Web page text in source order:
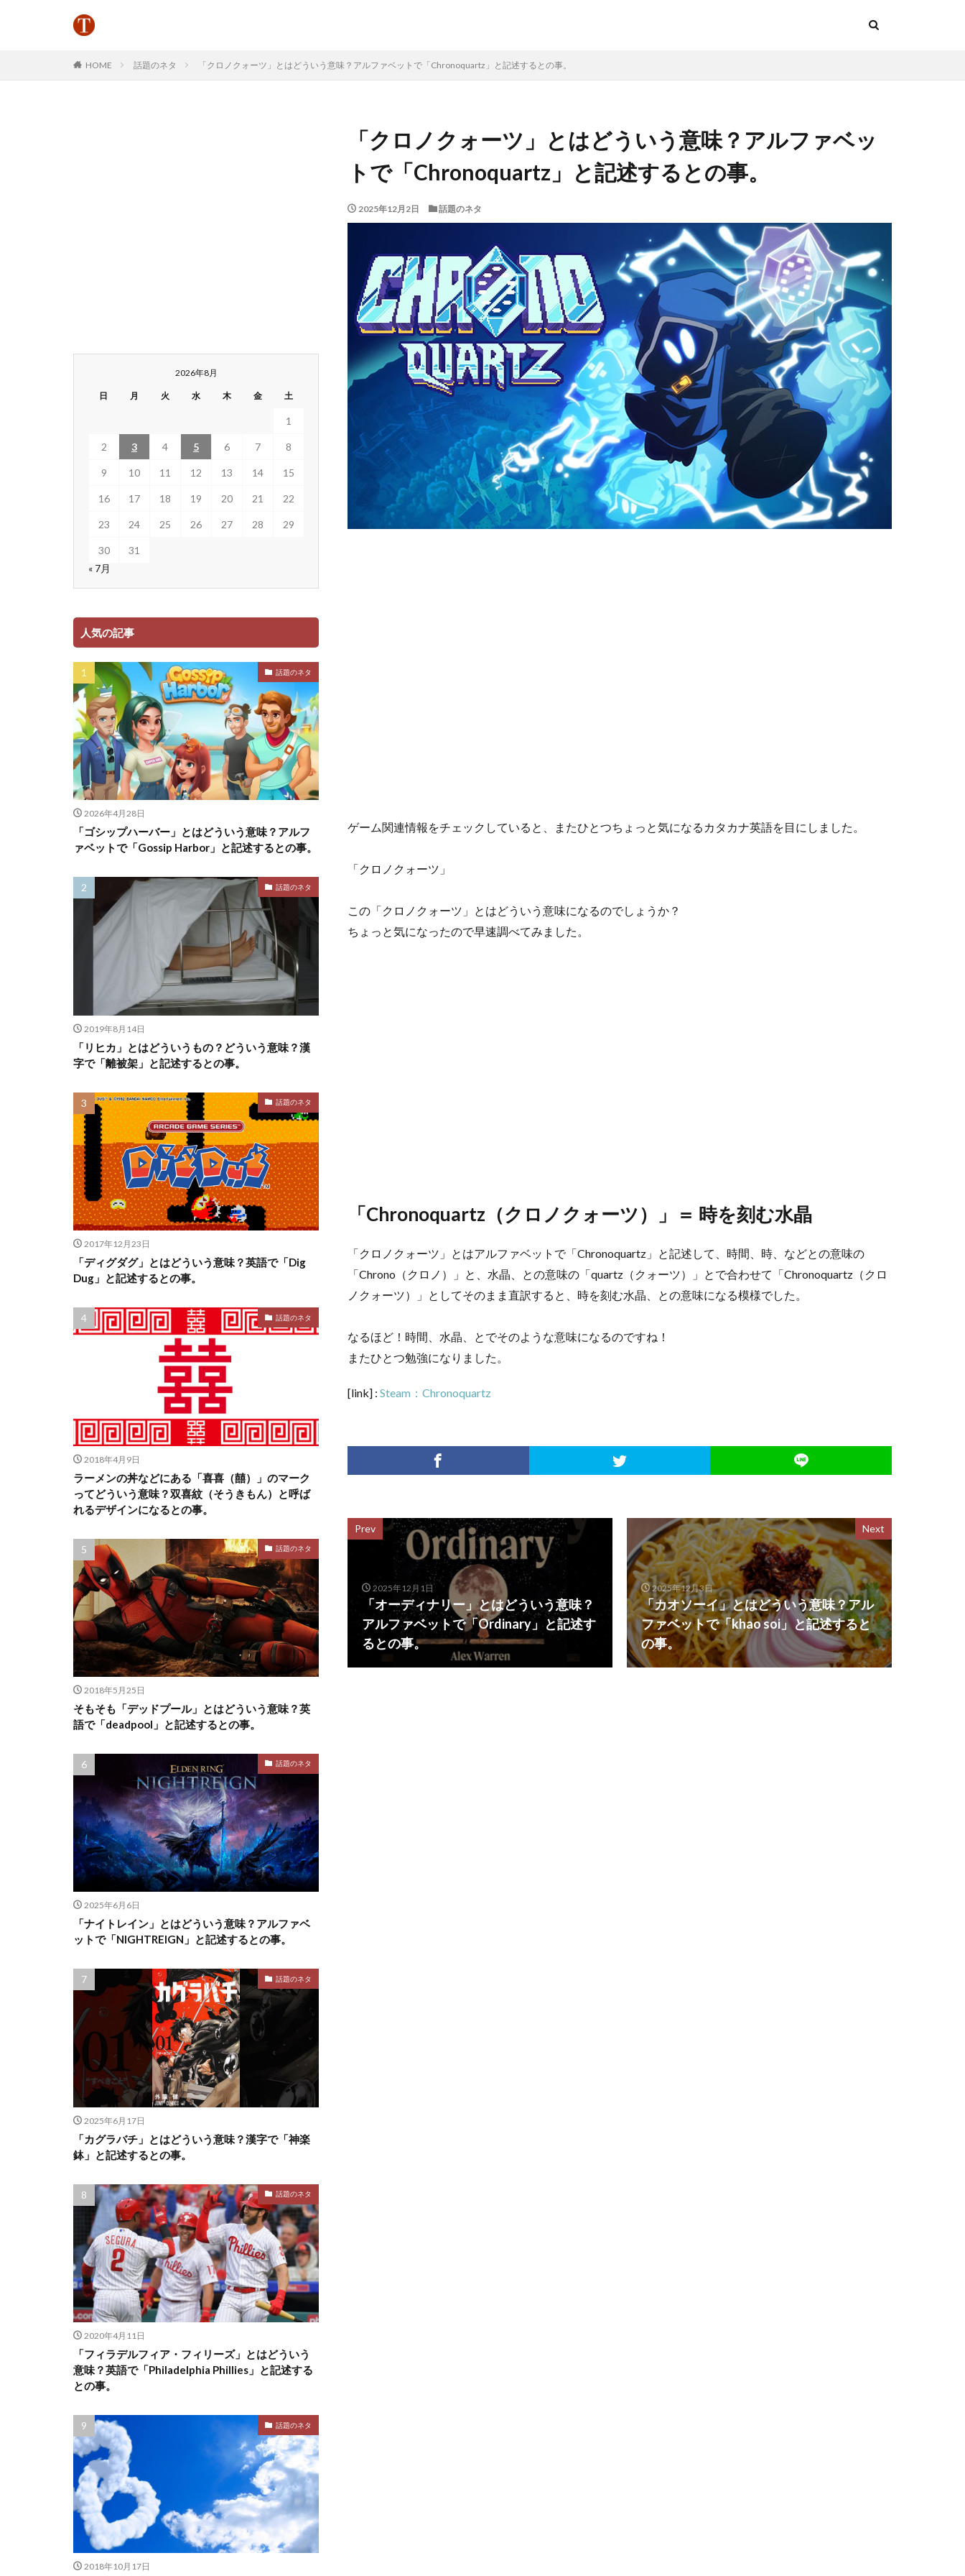
HOME 話題のネタ 「クロノクォーツ」とはどういう意味？アルファベットで「Chronoquartz」と記述するとの事。
「クロノクォーツ」とはどういう意味？アルファベッ
トで「Chronoquartz」と記述するとの事。
2025年12月2日 話題のネタ
ゲーム関連情報をチェックしていると、またひとつちょっと気になるカタカナ英語を目にしました。
「クロノクォーツ」
この「クロノクォーツ」とはどういう意味になるのでしょうか？
ちょっと気になったので早速調べてみました。
「Chronoquartz（クロノクォーツ）」＝ 時を刻む水晶
「クロノクォーツ」とはアルファベットで「Chronoquartz」と記述して、時間、時、などとの意味の
「Chrono（クロノ）」と、水晶、との意味の「quartz（クォーツ）」とで合わせて「Chronoquartz（クロ
ノクォーツ）」としてそのまま直訳すると、時を刻む水晶、との意味になる模様でした。
なるほど！時間、水晶、とでそのような意味になるのですね！
またひとつ勉強になりました。
[link] : Steam：Chronoquartz
Prev
2025年12月1日
「オーディナリー」とはどういう意味？
アルファベットで「Ordinary」と記述す
るとの事。
Next
2025年12月3日
「カオソーイ」とはどういう意味？アル
ファベットで「khao soi」と記述すると
の事。
2026年8月
日 月 火 水 木 金 土
1
2 3 4 5 6 7 8
9 10 11 12 13 14 15
16 17 18 19 20 21 22
23 24 25 26 27 28 29
30
31
« 7月
人気の記事
話題のネタ
2026年4月28日
「ゴシップハーバー」とはどういう意味？アルフ
ァベットで「Gossip Harbor」と記述するとの事。
話題のネタ
2019年8月14日
「リヒカ」とはどういうもの？どういう意味？漢
字で「離被架」と記述するとの事。
話題のネタ
2017年12月23日
「ディグダグ」とはどういう意味？英語で「Dig
Dug」と記述するとの事。
話題のネタ
2018年4月9日
ラーメンの丼などにある「喜喜（囍）」のマーク
ってどういう意味？双喜紋（そうきもん）と呼ば
れるデザインになるとの事。
話題のネタ
2018年5月25日
そもそも「デッドプール」とはどういう意味？英
語で「deadpool」と記述するとの事。
話題のネタ
2025年6月6日
「ナイトレイン」とはどういう意味？アルファベ
ットで「NIGHTREIGN」と記述するとの事。
話題のネタ
2025年6月17日
「カグラバチ」とはどういう意味？漢字で「神楽
鉢」と記述するとの事。
話題のネタ
2020年4月11日
「フィラデルフィア・フィリーズ」とはどういう
意味？英語で「Philadelphia Phillies」と記述する
との事。
話題のネタ
2018年10月17日